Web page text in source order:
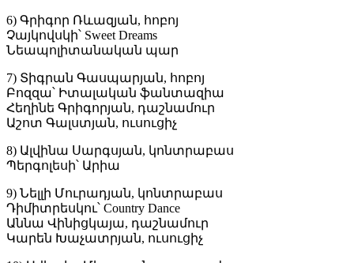
6) Գրիգոր Ռևազյան, հոբոյ
Չայկովսկի՝ Sweet Dreams
Նեապոլիտանական պար
7) Տիգրան Գասպարյան, հոբոյ
Բոզզա՝ Իտալական ֆանտազիա
Հեղինե Գրիգորյան, դաշնամուր
Աշոտ Գալստյան, ուսուցիչ
8) Ալվինա Սարգսյան, կոնտրաբաս
Պերգոլեսի՝ Արիա
9) Նելլի Մուրադյան, կոնտրաբաս
Դիմիտրեսկու՝ Country Dance
Աննա Վինիցկայա, դաշնամուր
Կարեն Խաչատրյան, ուսուցիչ